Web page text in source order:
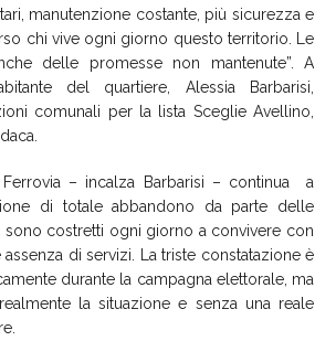
manutenzione costante, più sicurezza e
chi vive ogni giorno questo territorio. Le
delle promesse non mantenute”. A
del quartiere, Alessia Barbarisi,
comunali per la lista Sceglie Avellino,
– incalza Barbarisi – continua a
di totale abbandono da parte delle
sono costretti ogni giorno a convivere con
di servizi. La triste constatazione è
durante la campagna elettorale, ma
la situazione e senza una reale